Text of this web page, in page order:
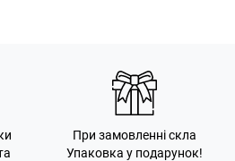
При замовленні скла
Упаковка у подарунок!